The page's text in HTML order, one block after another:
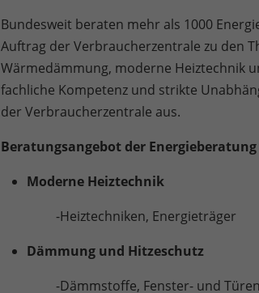
Bundesweit beraten mehr als 1000
Auftrag der Verbraucherzentrale zu den
Wärmedämmung, moderne Heiztechnik
fachliche Kompetenz und strikte
der Verbraucherzentrale aus.
Beratungsangebot der
Moderne Heiztechnik
-Heiztechniken, Energieträger
Dämmung und Hitzeschutz
-Dämmstoffe, Fenster- und